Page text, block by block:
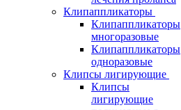
Клипаппликаторы
Клипаппликаторы
многоразовые
Клипаппликаторы
одноразовые
Клипсы лигирующие
Клипсы
лигирующие